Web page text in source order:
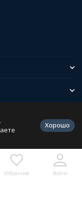
Избранное Войти
Хорошо